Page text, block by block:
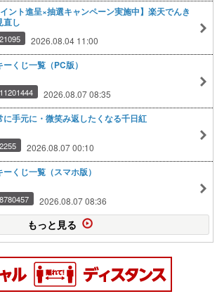
イント進呈×抽選キャンペーン実施中】楽天でんき
直し
2026.08.04 11:00
くじ一覧（PC版）
2026.08.07 08:35
に手元に・微笑み返したくなる千日紅
2026.08.07 00:10
くじ一覧（スマホ版）
2026.08.07 08:36
もっと見る